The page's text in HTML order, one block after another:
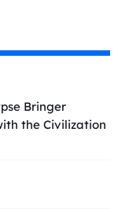
Bringer
the Civilization